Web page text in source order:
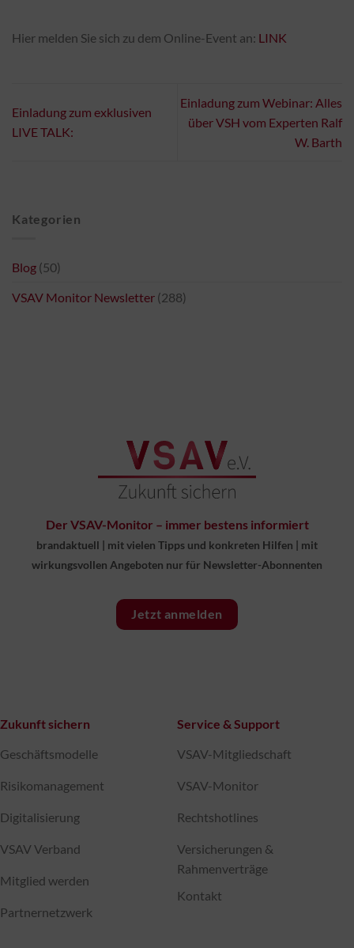
Hier melden Sie sich zu dem Online-Event an: LINK
Einladung zum exklusiven
LIVE TALK:
Einladung zum Webinar: Alles
über VSH vom Experten Ralf
W. Barth
Kategorien
Blog (50)
VSAV Monitor Newsletter (288)
Der VSAV-Monitor – immer bestens informiert
brandaktuell | mit vielen Tipps und konkreten Hilfen | mit
wirkungsvollen Angeboten nur für Newsletter-Abonnenten
Jetzt anmelden
Zukunft sichern
Geschäftsmodelle
Risikomanagement
Digitalisierung
VSAV Verband
Mitglied werden
Partnernetzwerk
Service & Support
VSAV-Mitgliedschaft
VSAV-Monitor
Rechtshotlines
Versicherungen &
Rahmenverträge
Kontakt